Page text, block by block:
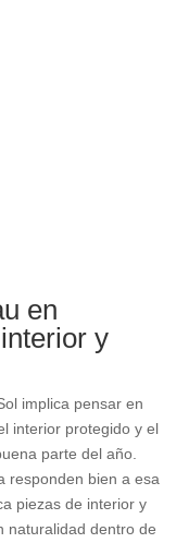
en
y
implica pensar en
interior protegido y el
parte del año.
responden bien a esa
piezas de interior y
naturalidad dentro de